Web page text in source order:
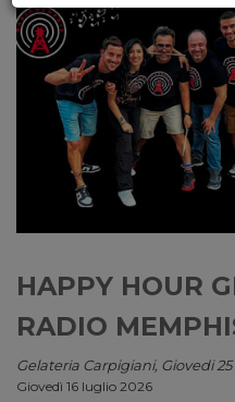
HAPPY HOUR
RADIO
Gelateria Carpigiani, Giovedi
Giovedì 16 luglio 2026